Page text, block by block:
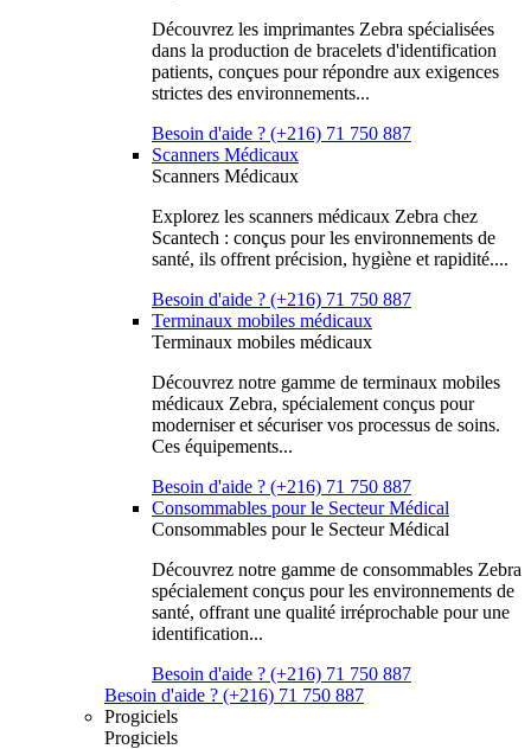
Découvrez les imprimantes Zebra spécialisées
dans la production de bracelets d'identification
patients, conçues pour répondre aux exigences
strictes des environnements...
Besoin d'aide ? (+216) 71 750 887
Scanners Médicaux
Scanners Médicaux
Explorez les scanners médicaux Zebra chez
Scantech : conçus pour les environnements de
santé, ils offrent précision, hygiène et rapidité....
Besoin d'aide ? (+216) 71 750 887
Terminaux mobiles médicaux
Terminaux mobiles médicaux
Découvrez notre gamme de terminaux mobiles
médicaux Zebra, spécialement conçus pour
moderniser et sécuriser vos processus de soins.
Ces équipements...
Besoin d'aide ? (+216) 71 750 887
Consommables pour le Secteur Médical
Consommables pour le Secteur Médical
Découvrez notre gamme de consommables Zebra
spécialement conçus pour les environnements de
santé, offrant une qualité irréprochable pour une
identification...
Besoin d'aide ? (+216) 71 750 887
Besoin d'aide ? (+216) 71 750 887
Progiciels
Progiciels